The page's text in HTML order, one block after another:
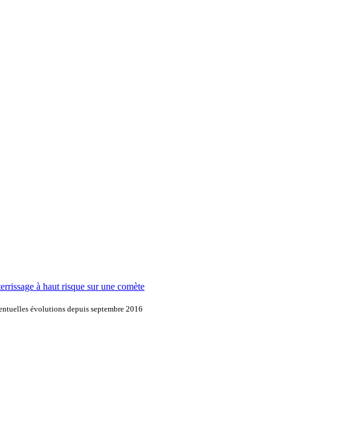
à haut risque sur une comète
évolutions depuis septembre 2016